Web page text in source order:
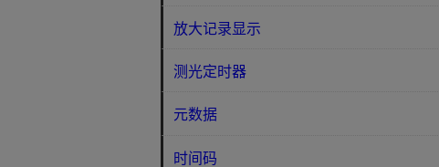
放大记录显示
测光定时器
元数据
时间码